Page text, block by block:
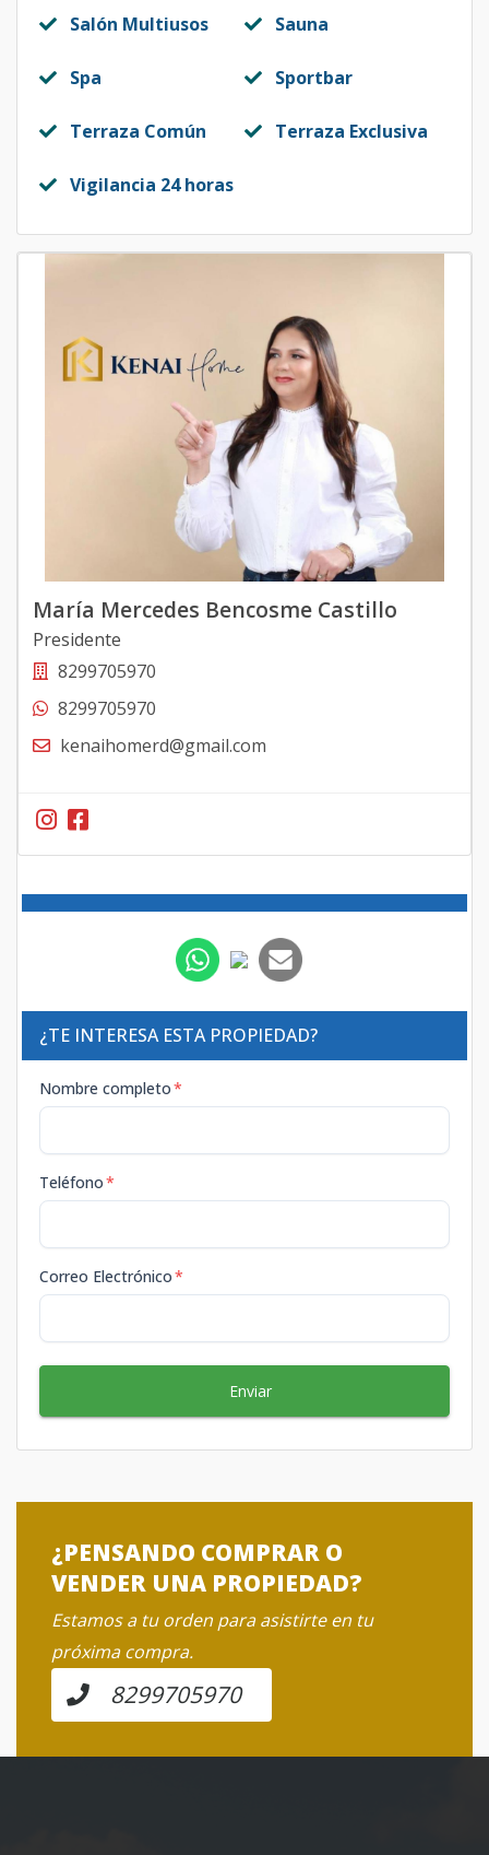
Salón Multiusos Sauna
Spa Sportbar
Terraza Común Terraza Exclusiva
Vigilancia 24 horas
María Mercedes Bencosme Castillo
Presidente
8299705970
8299705970
kenaihomerd@gmail.com
¿TE INTERESA ESTA PROPIEDAD?
Nombre completo*
Teléfono*
Correo Electrónico*
Enviar
¿PENSANDO COMPRAR O
VENDER UNA PROPIEDAD?
Estamos a tu orden para asistirte en tu
próxima compra.
8299705970